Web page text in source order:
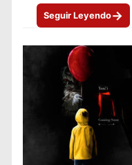
Seguir Leyendo→